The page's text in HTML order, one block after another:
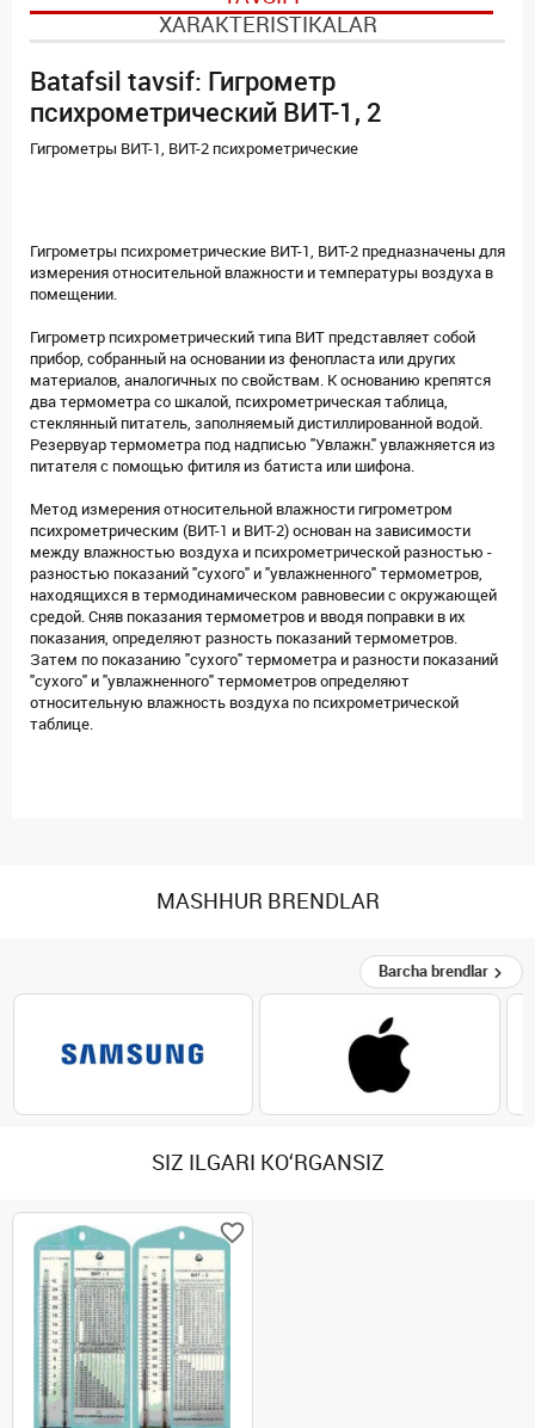
XARAKTERISTIKALAR
Batafsil tavsif: Гигрометр
психрометрический ВИТ-1, 2
Гигрометры ВИТ-1, ВИТ-2 психрометрические
Гигрометры психрометрические ВИТ-1, ВИТ-2 предназначены для
измерения относительной влажности и температуры воздуха в
помещении.
Гигрометр психрометрический типа ВИТ представляет собой
прибор, собранный на основании из фенопласта или других
материалов, аналогичных по свойствам. К основанию крепятся
два термометра со шкалой, психрометрическая таблица,
стеклянный питатель, заполняемый дистиллированной водой.
Резервуар термометра под надписью "Увлажн." увлажняется из
питателя с помощью фитиля из батиста или шифона.
Метод измерения относительной влажности гигрометром
психрометрическим (ВИТ-1 и ВИТ-2) основан на зависимости
между влажностью воздуха и психрометрической разностью -
разностью показаний "сухого" и "увлажненного" термометров,
находящихся в термодинамическом равновесии с окружающей
средой. Сняв показания термометров и вводя поправки в их
показания, определяют разность показаний термометров.
Затем по показанию "сухого" термометра и разности показаний
"сухого" и "увлажненного" термометров определяют
относительную влажность воздуха по психрометрической
таблице.
MASHHUR BRENDLAR
Barcha brendlar
SIZ ILGARI KO‘RGANSIZ